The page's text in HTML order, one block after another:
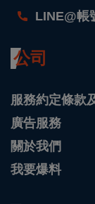
LINE@帳
公司
服務約定條款
廣告服務
關於我們
我要爆料